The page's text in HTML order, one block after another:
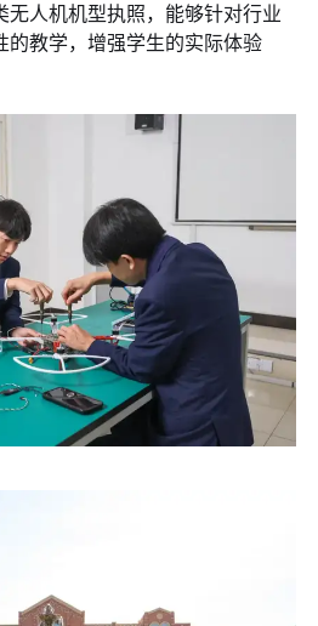
无人机机型执照，能够针对行业
的教学，增强学生的实际体验